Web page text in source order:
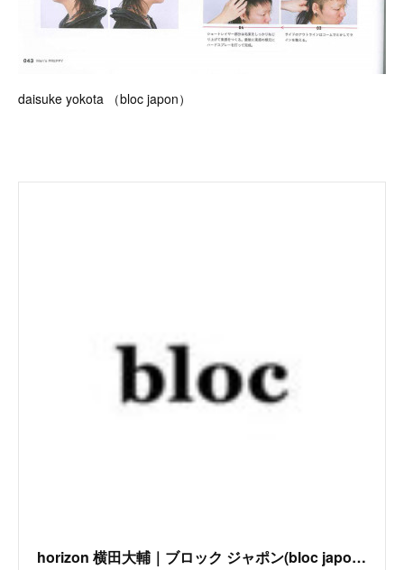
daisuke yokota （bloc japon）
horizon 横田大輔｜ブロック ジャポン(bloc japon)の美容師・スタイリスト｜ホットペッパービューティー